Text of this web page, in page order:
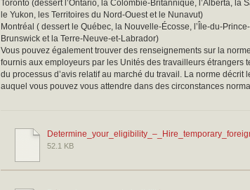
Toronto (dessert l’Ontario, la Colombie-Britannique, l’Alberta, la
le Yukon, les Territoires du Nord-Ouest et le Nunavut)
Montréal ( dessert le Québec, la Nouvelle-Écosse, l’Île-du-
Brunswick et la Terre-Neuve-et-Labrador)
Vous pouvez également trouver des renseignements sur la
fournis aux employeurs par les Unités des travailleurs étrangers
du processus d’avis relatif au marché du travail. La norme décrit
auquel vous pouvez vous attendre dans des circonstances
52.1 KB